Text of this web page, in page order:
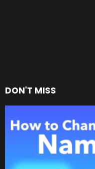
DON'T MISS